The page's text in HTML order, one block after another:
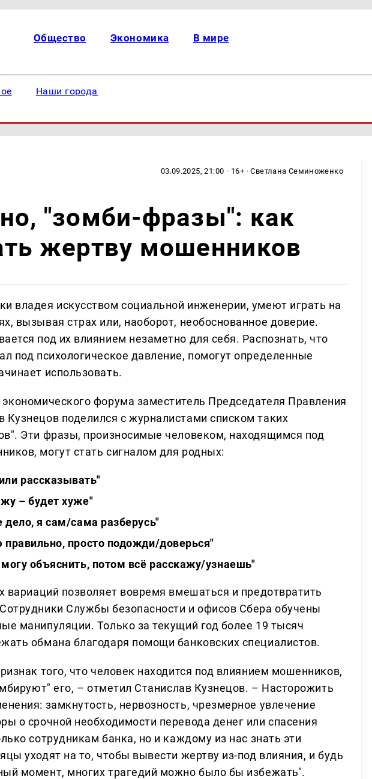
Общество Экономика В мире
Наши города
03.09.2025, 21:00 · 16+ · Светлана Семиноженко
"зомби-фразы": как
жертву мошенников
владея искусством социальной инженерии, умеют играть на
вызывая страх или, наоборот, необоснованное доверие.
под их влиянием незаметно для себя. Распознать, что
под психологическое давление, помогут определенные
использовать.
форума заместитель Председателя Правления
Кузнецов поделился с журналистами списком таких
Эти фразы, произносимые человеком, находящимся под
могут стать сигналом для родных:
рассказывать"
– будет хуже"
дело, я сам/сама разберусь"
правильно, просто подожди/доверься"
объяснить, потом всё расскажу/узнаешь"
вариаций позволяет вовремя вмешаться и предотвратить
Службы безопасности и офисов Сбера обучены
манипуляции. Только за текущий год более 19 тысяч
обмана благодаря помощи банковских специалистов.
того, что человек находится под влиянием мошенников,
его, – отметил Станислав Кузнецов. – Насторожить
замкнутость, нервозность, чрезмерное увлечение
о срочной необходимости перевода денег или спасения
сотрудникам банка, но и каждому из нас знать эти
уходят на то, чтобы вывести жертву из-под влияния, и будь
момент, многих трагедий можно было бы избежать".